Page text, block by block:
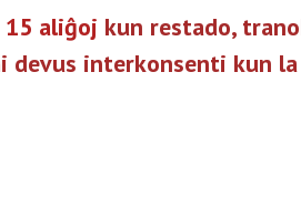
15 aliĝoj kun restado,
devus interkonsenti kun